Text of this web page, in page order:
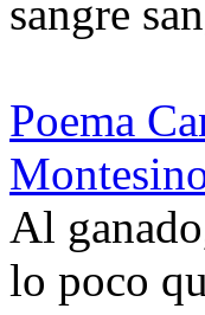
sangre
Poema
Al
lo poco